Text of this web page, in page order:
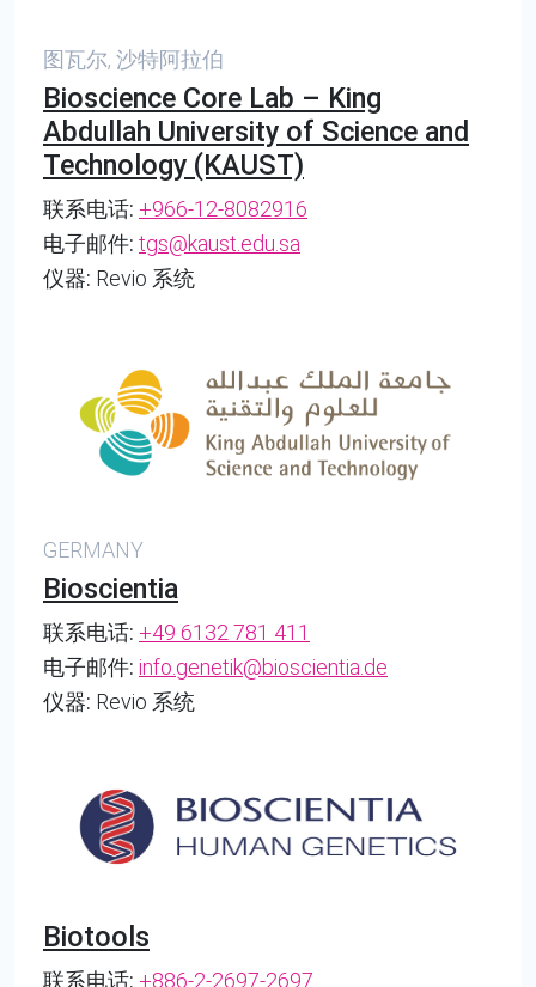
图瓦尔, 沙特阿拉伯
Bioscience Core Lab – King
Abdullah University of Science and
Technology (KAUST)
联系电话: +966-12-8082916
电子邮件: tgs@kaust.edu.sa
仪器: Revio 系统
GERMANY
Bioscientia
联系电话: +49 6132 781 411
电子邮件: info.genetik@bioscientia.de
仪器: Revio 系统
Biotools
联系电话: +886-2-2697-2697